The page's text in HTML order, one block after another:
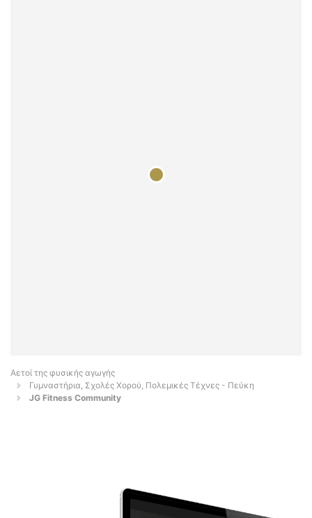
Αετοί της φυσικής αγωγής
Γυμναστήρια, Σχολές Χορού, Πολεμικές Τέχνες - Πεύκη
JG Fitness Community